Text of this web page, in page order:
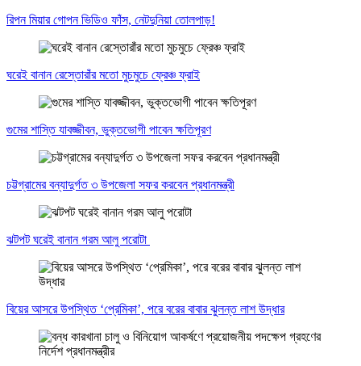
রিপন মিয়ার গোপন ভিডিও ফাঁস, নেটদুনিয়া তোলপাড়!
ঘরেই বানান রেস্তোরাঁর মতো মুচমুচে ফ্রেঞ্চ ফ্রাই
গুমের শাস্তি যাবজ্জীবন, ভুক্তভোগী পাবেন ক্ষতিপূরণ
চট্টগ্রামের বন্যাদুর্গত ৩ উপজেলা সফর করবেন প্রধানমন্ত্রী
ঝটপট ঘরেই বানান গরম আলু পরোটা
বিয়ের আসরে উপস্থিত ‘প্রেমিকা’, পরে বরের বাবার ঝুলন্ত লাশ উদ্ধার